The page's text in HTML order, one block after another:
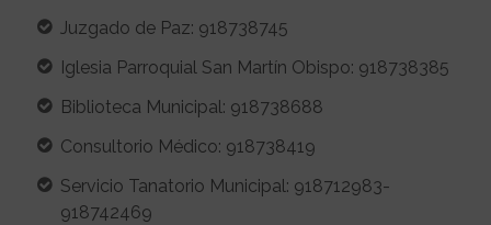
Juzgado de Paz: 918738745
Iglesia Parroquial San Martín Obispo: 918738385
Biblioteca Municipal: 918738688
Consultorio Médico: 918738419
Servicio Tanatorio Municipal: 918712983-
918742469